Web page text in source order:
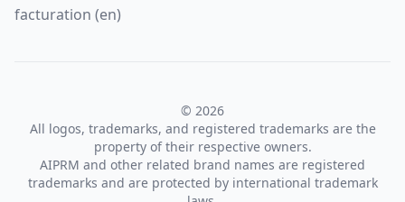
facturation (en)
© 2026
All logos, trademarks, and registered trademarks are the
property of their respective owners.
AIPRM and other related brand names are registered
trademarks and are protected by international trademark